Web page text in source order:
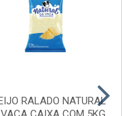
RALADO NATURAL